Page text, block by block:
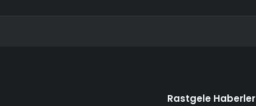
Rastgele Haberler